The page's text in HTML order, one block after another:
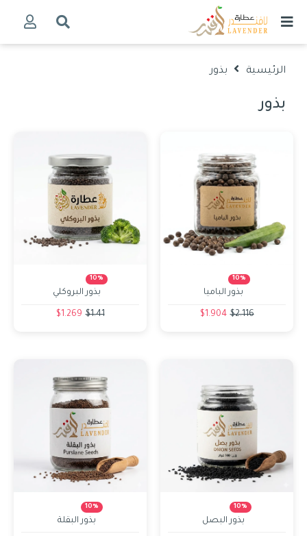
الرئيسية بذور
بذور
10%
بذور الباميا
$2.116
$1.904
10%
بذور البروكلي
$1.41
$1.269
10%
بذور البصل
10%
بذور البقلة